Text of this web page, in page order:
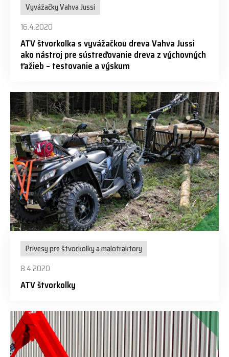
Vyvážačky Vahva Jussi
16.4.2020
ATV štvorkolka s vyvážačkou dreva Vahva Jussi
ako nástroj pre sústreďovanie dreva z výchovných
ťažieb – testovanie a výskum
Prívesy pre štvorkolky a malotraktory
8.4.2020
ATV štvorkolky